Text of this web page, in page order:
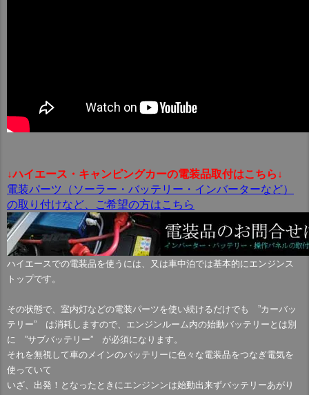
↓ハイエース・キャンピングカーの電装品取付はこちら↓
電装パーツ（ソーラー・バッテリー・インバーターなど）
の取り付けなど、ご希望の方はこちら
ハイエースでの電装品を使うには、又は車中泊では基本的にエンジンス
トップです。
その状態で、室内灯などの電装パーツを使い続けるだけでも ”カーバッ
テリー” は消耗しますので、エンジンルーム内の始動バッテリーとは別
に ”サブバッテリー” が必須になります。
それを無視して車のメインのバッテリーに色々な電装品をつなぎ電気を
使っていて
いざ、出発！となったときにエンジンンは始動出来ずバッテリーあがり